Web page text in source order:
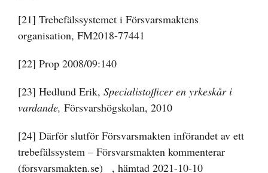
[21] Trebefälssystemet i Försvarsmaktens
organisation, FM2018-77441
[22] Prop 2008/09:140
[23] Hedlund Erik, Specialistofficer en yrkeskår i
vardande, Försvarshögskolan, 2010
[24] Därför slutför Försvarsmakten införandet av ett
trebefälssystem – Försvarsmakten kommenterar
(forsvarsmakten.se)
, hämtad 2021-10-10